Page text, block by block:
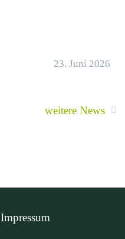
23. Juni 2026
weitere News
Impressum